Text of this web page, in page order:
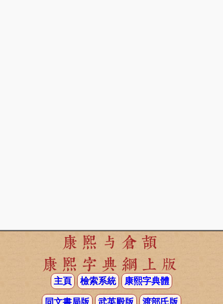
康熙与倉頡
康熙字典網上版
主頁 檢索系統 康熙字典體
同文書局版 武英殿版 渡部氏版